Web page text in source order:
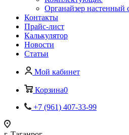
Органайзер
Контакты
Прайс-лист
Калькулятор
Новости
Статьи
Мой кабинет
Корзина0
+7 (961) 407-33-99